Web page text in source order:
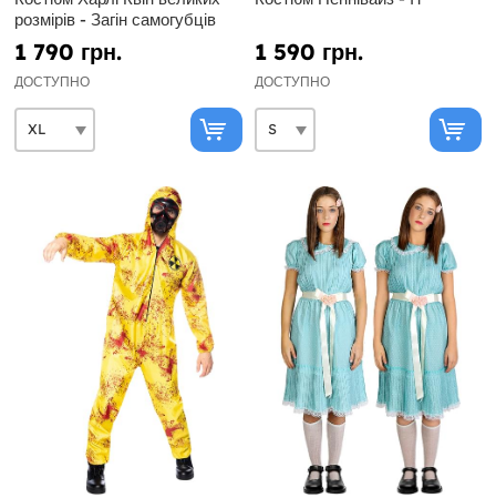
розмірів - Загін самогубців
1 790 грн.
ДОСТУПНО
1 590 грн.
ДОСТУПНО